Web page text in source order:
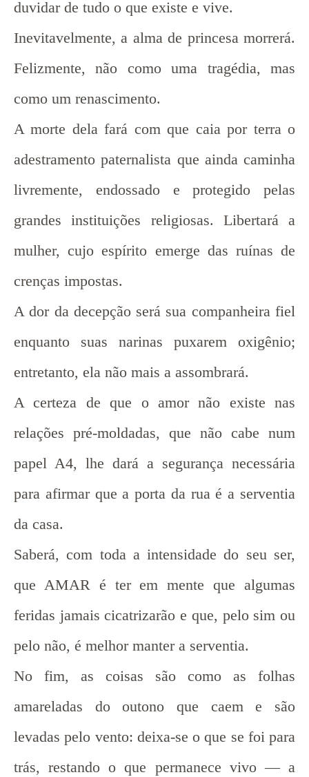
duvidar de tudo o que existe e vive.
Inevitavelmente, a alma de princesa morrerá.
Felizmente, não como uma tragédia, mas
como um renascimento.
A morte dela fará com que caia por terra o
adestramento paternalista que ainda caminha
livremente, endossado e protegido pelas
grandes instituições religiosas. Libertará a
mulher, cujo espírito emerge das ruínas de
crenças impostas.
A dor da decepção será sua companheira fiel
enquanto suas narinas puxarem oxigênio;
entretanto, ela não mais a assombrará.
A certeza de que o amor não existe nas
relações pré-moldadas, que não cabe num
papel A4, lhe dará a segurança necessária
para afirmar que a porta da rua é a serventia
da casa.
Saberá, com toda a intensidade do seu ser,
que AMAR é ter em mente que algumas
feridas jamais cicatrizarão e que, pelo sim ou
pelo não, é melhor manter a serventia.
No fim, as coisas são como as folhas
amareladas do outono que caem e são
levadas pelo vento: deixa-se o que se foi para
trás, restando o que permanece vivo — a